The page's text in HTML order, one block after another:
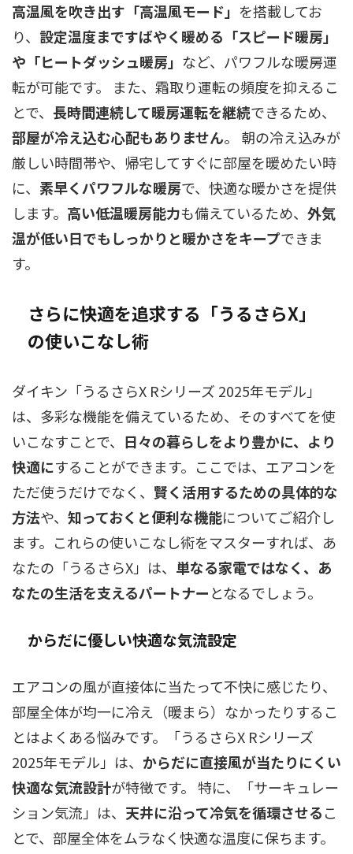
高温風を吹き出す「高温風モード」 を搭載してお
り、 設定温度まですばやく暖める「スピード暖房」
や「ヒートダッシュ暖房」 など、パワフルな暖房運
転が可能です。 また、霜取り運転の頻度を抑えるこ
とで、 長時間連続して暖房運転を継続できるため、
部屋が冷え込む心配もありません。 朝の冷え込みが
厳しい時間帯や、帰宅してすぐに部屋を暖めたい時
に、 素早くパワフルな暖房で、快適な暖かさを提供
します。 高い低温暖房能力も備えているため、 外気
温が低い日でもしっかりと暖かさをキープできま
す。
さらに快適を追求する「うるさらX」
の使いこなし術
ダイキン「うるさらX Rシリーズ 2025年モデル」
は、多彩な機能を備えているため、そのすべてを使
いこなすことで、 日々の暮らしをより豊かに、より
快適にすることができます。ここでは、エアコンを
ただ使うだけでなく、 賢く活用するための具体的な
方法や、 知っておくと便利な機能についてご紹介し
ます。これらの使いこなし術をマスターすれば、あ
なたの「うるさらX」は、 単なる家電ではなく、あ
なたの生活を支えるパートナーとなるでしょう。
からだに優しい快適な気流設定
エアコンの風が直接体に当たって不快に感じたり、
部屋全体が均一に冷え（暖まら）なかったりするこ
とはよくある悩みです。「うるさらX Rシリーズ
2025年モデル」は、 からだに直接風が当たりにくい
快適な気流設計が特徴です。 特に、「サーキュレー
ション気流」は、 天井に沿って冷気を循環させるこ
とで、部屋全体をムラなく快適な温度に保ちます。